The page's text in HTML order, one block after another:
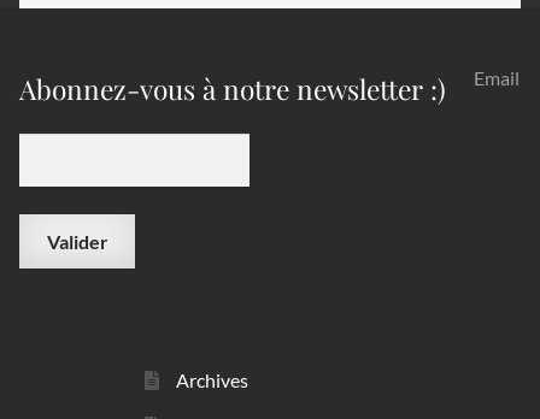
Abonnez-vous à notre newsletter :) Email
Archives